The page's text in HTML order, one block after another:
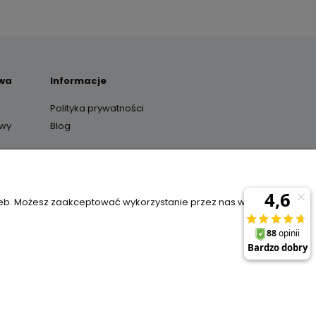
Informacje
Polityka prywatności
Blog
Możesz zaakceptować wykorzystanie przez nas wszystkich